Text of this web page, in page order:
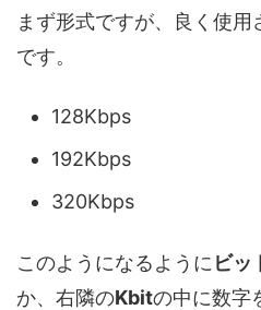
まず形式ですが、良く使
です。
128Kbps
192Kbps
320Kbps
このようになるように ビッ
か、右隣のKbitの中に数字